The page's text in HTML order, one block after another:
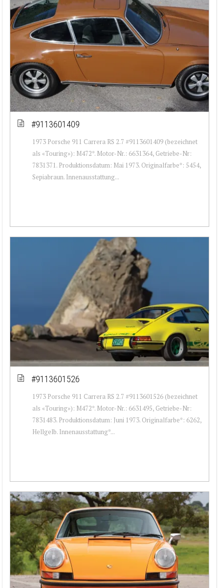
#9113601409
1973 Porsche 911 Carrera RS 2.7 #9113601409 (bezeichnet
als «Touring»): M472*. Motor-Nr.: 6631364, Getriebe-Nr:
7831371. Produktionsdatum: Mai 1973. Originalfarbe*: 5454,
Sepiabraun. Innenausstattung...
#9113601526
1973 Porsche 911 Carrera RS 2.7 #9113601526 (bezeichnet
als «Touring»): M472*. Motor-Nr.: 6631495, Getriebe-Nr:
7831483. Produktionsdatum: Juni 1973. Originalfarbe*: 6262,
Hellgelb. Innenausstattung*...